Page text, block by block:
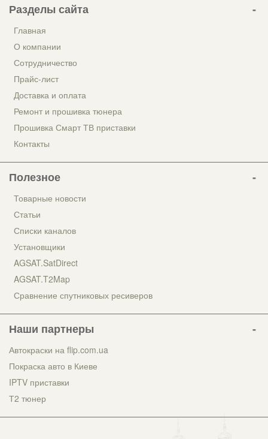
Разделы сайта
Главная
О компании
Сотрудничество
Прайс-лист
Доставка и оплата
Ремонт и прошивка тюнера
Прошивка Смарт ТВ приставки
Контакты
Полезное
Товарные новости
Статьи
Списки каналов
Установщики
AGSAT.SatDirect
AGSAT.T2Map
Сравнение спутниковых ресиверов
Наши партнеры
Автокраски на flip.com.ua
Покраска авто в Киеве
IPTV приставки
Т2 тюнер